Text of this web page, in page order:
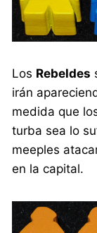
Los Rebeldes
irán
medida que
turba sea lo
meeples
en la capital.